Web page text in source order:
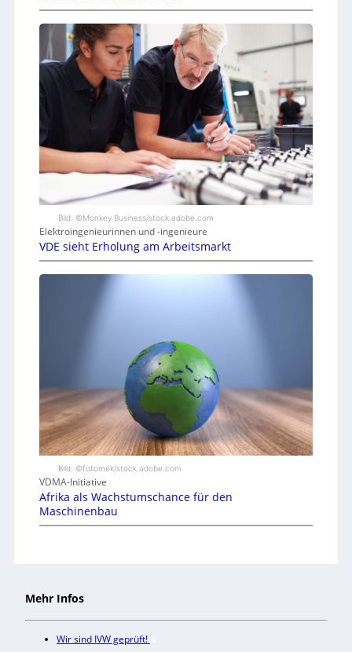
Bild: ©Monkey Business/stock.adobe.com
Elektroingenieurinnen und -ingenieure
VDE sieht Erholung am Arbeitsmarkt
Bild: ©fotomek/stock.adobe.com
VDMA-Initiative
Afrika als Wachstumschance für den
Maschinenbau
Mehr Infos
Wir sind IVW geprüft!